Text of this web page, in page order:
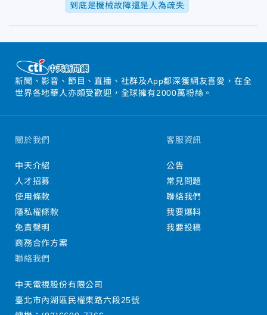
到底是機械故障還是人為疏失
新聞、影音、節目、直播、社群及App都深獲網友喜愛，在全
世界各地華人亦頗受歡迎，全球擁有2000萬粉絲。
關於我們
中天介紹
人才招募
使用條款
隱私權條款
免責聲明
商務合作方案
客服資訊
公告
常見問題
聯絡我們
我要爆料
我要投稿
聯絡我們
中天電視股份有限公司
臺北市內湖區民權東路六段25號